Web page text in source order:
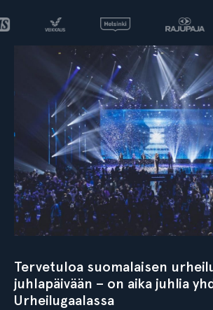
Tervetuloa suomalaisen
juhlapäivään – on aika juhlia
Urheilugaalassa